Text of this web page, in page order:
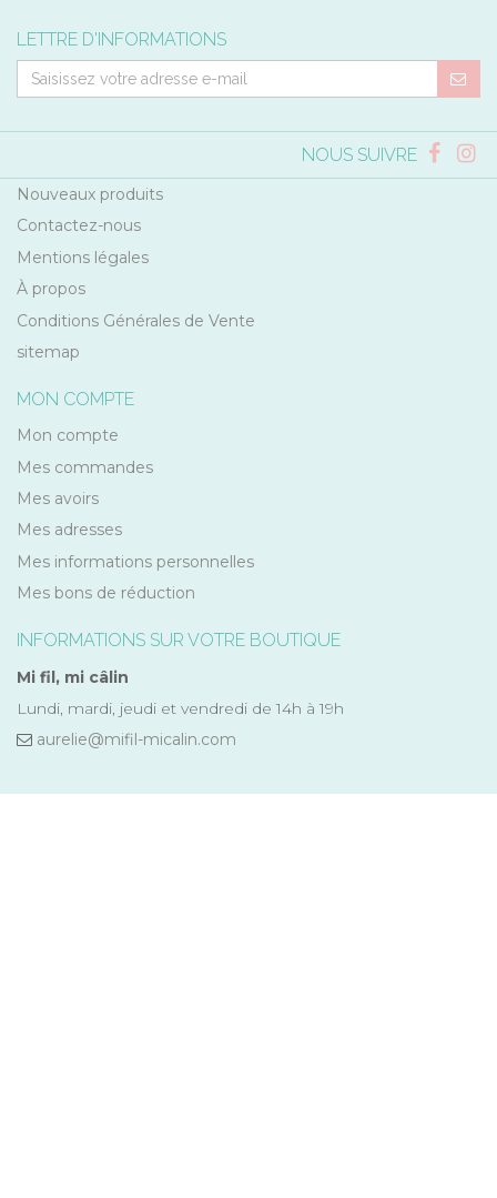
LETTRE D'INFORMATIONS
NOUS SUIVRE
Nouveaux produits
Contactez-nous
Mentions légales
À propos
Conditions Générales de Vente
sitemap
MON COMPTE
Mon compte
Mes commandes
Mes avoirs
Mes adresses
Mes informations personnelles
Mes bons de réduction
INFORMATIONS SUR VOTRE BOUTIQUE
Mi fil, mi câlin
Lundi, mardi, jeudi et vendredi de 14h à 19h
aurelie@mifil-micalin.com